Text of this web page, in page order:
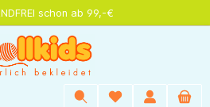
schon ab 99,-€